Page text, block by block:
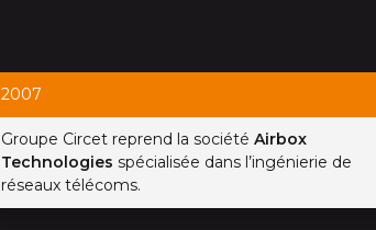
2007
Groupe Circet reprend la société Airbox
Technologies spécialisée dans l’ingénierie de
réseaux télécoms.